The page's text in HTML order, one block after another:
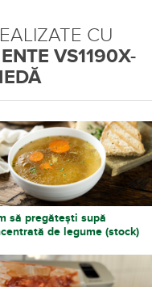
CU
VS1190X-
să pregătești supă
de legume (stock)